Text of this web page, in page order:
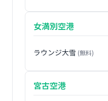
女満別空港
ラウンジ大雪 (無料)
宮古空港